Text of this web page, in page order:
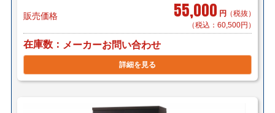
販売価格 55,000 円 （税抜）
（税込：60,500円）
在庫数 メーカーお問い合わせ
詳細を見る